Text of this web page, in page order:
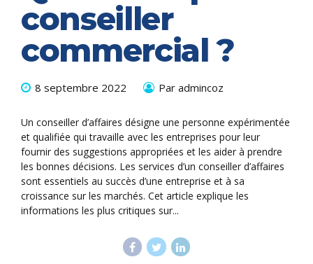
conseiller
commercial ?
8 septembre 2022 Par admincoz
Un conseiller d’affaires désigne une personne expérimentée
et qualifiée qui travaille avec les entreprises pour leur
fournir des suggestions appropriées et les aider à prendre
les bonnes décisions. Les services d’un conseiller d’affaires
sont essentiels au succès d’une entreprise et à sa
croissance sur les marchés. Cet article explique les
informations les plus critiques sur...